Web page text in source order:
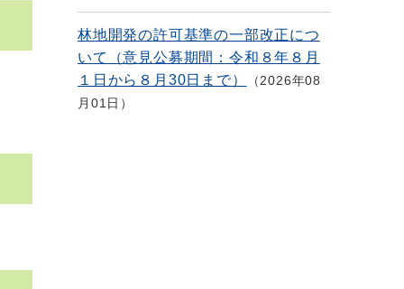
林地開発の許可基準の一部改正につ
いて（意見公募期間：令和８年８月
１日から８月30日まで）
2026年08
月01日